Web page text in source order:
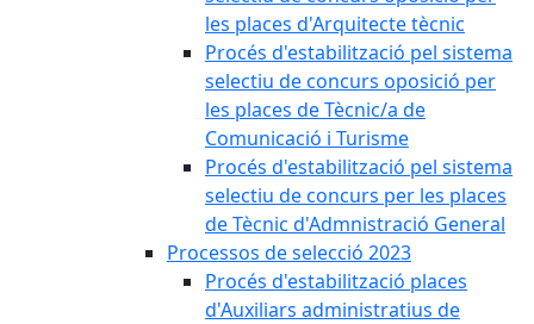
les places d'Arquitecte tècnic
Procés d'estabilització pel sistema
selectiu de concurs oposició per
les places de Tècnic/a de
Comunicació i Turisme
Procés d'estabilització pel sistema
selectiu de concurs per les places
de Tècnic d'Admnistració General
Processos de selecció 2023
Procés d'estabilització places
d'Auxiliars administratius de